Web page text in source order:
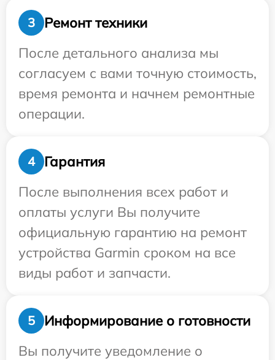
3
Ремонт техники
После детального анализа мы
согласуем с вами точную стоимость,
время ремонта и начнем ремонтные
операции.
4
Гарантия
После выполнения всех работ и
оплаты услуги Вы получите
официальную гарантию на ремонт
устройства Garmin сроком на все
виды работ и запчасти.
5
Информирование о готовности
Вы получите уведомление о